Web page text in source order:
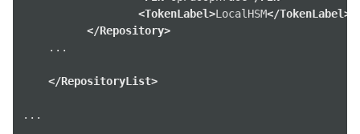
<TokenLabel>LocalHSM</TokenLabel>
</Repository>
...
</RepositoryList>
...